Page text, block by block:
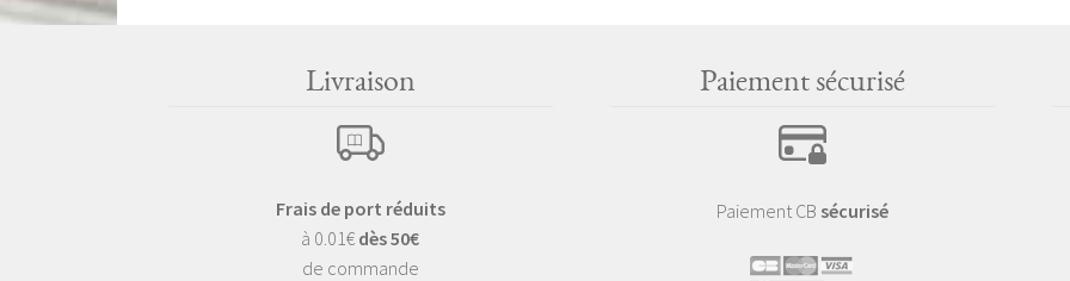
Livraison
Frais de port réduits
à 0.01€ dès 50€
de commande
Paiement sécurisé
Paiement CB sécurisé